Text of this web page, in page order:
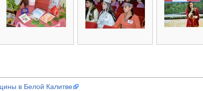
в Белой Калитве